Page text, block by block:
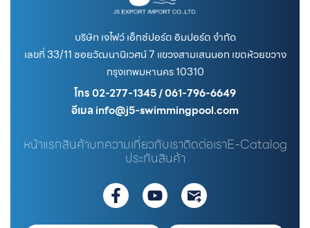
บริษัท เจไฟว์ เอ็กซ์ปอร์ต อิมปอร์ต จำกัด
เลขที่ 33/11 ซอยวัฒนานิเวศน์ 7 แขวงสามเสนนอก เขตห้วยขวาง
กรุงเทพมหานคร 10310
โทร 02-277-1345 / 061-796-6649
อีเมล info@j5-swimmingpool.com
หน้าแรกสินค้าบทความเกี่ยวกับเราติดต่อเราE-Catalog
ประกันสินค้า